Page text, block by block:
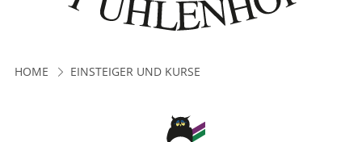
HOME EINSTEIGER UND KURSE